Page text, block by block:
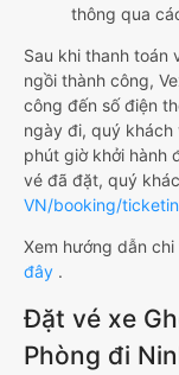
thông qua
Sau khi thanh toán
ngồi thành công,
công đến số điện
ngày đi, quý
phút giờ khởi hành
vé đã đặt, quý
VN/booking/
Xem hướng dẫn
đây .
Đặt vé xe
Phòng đi